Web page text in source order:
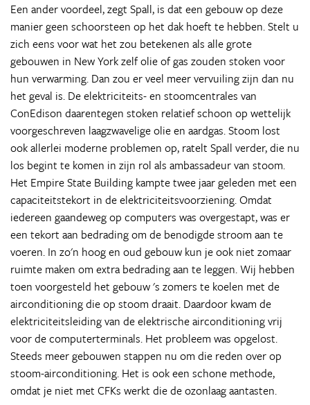
Een ander voordeel, zegt Spall, is dat een gebouw op deze
manier geen schoorsteen op het dak hoeft te hebben. Stelt u
zich eens voor wat het zou betekenen als alle grote
gebouwen in New York zelf olie of gas zouden stoken voor
hun verwarming. Dan zou er veel meer vervuiling zijn dan nu
het geval is. De elektriciteits- en stoomcentrales van
ConEdison daarentegen stoken relatief schoon op wettelijk
voorgeschreven laagzwavelige olie en aardgas. Stoom lost
ook allerlei moderne problemen op, ratelt Spall verder, die nu
los begint te komen in zijn rol als ambassadeur van stoom.
Het Empire State Building kampte twee jaar geleden met een
capaciteitstekort in de elektriciteitsvoorziening. Omdat
iedereen gaandeweg op computers was overgestapt, was er
een tekort aan bedrading om de benodigde stroom aan te
voeren. In zo'n hoog en oud gebouw kun je ook niet zomaar
ruimte maken om extra bedrading aan te leggen. Wij hebben
toen voorgesteld het gebouw 's zomers te koelen met de
airconditioning die op stoom draait. Daardoor kwam de
elektriciteitsleiding van de elektrische airconditioning vrij
voor de computerterminals. Het probleem was opgelost.
Steeds meer gebouwen stappen nu om die reden over op
stoom-airconditioning. Het is ook een schone methode,
omdat je niet met CFKs werkt die de ozonlaag aantasten.